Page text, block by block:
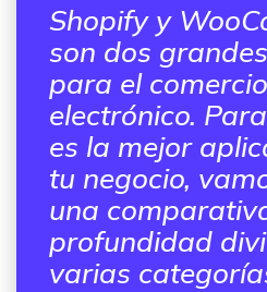
Shopify y
son dos
para el comercio
electrónico.
es la mejor
tu negocio,
una
profundidad
varias